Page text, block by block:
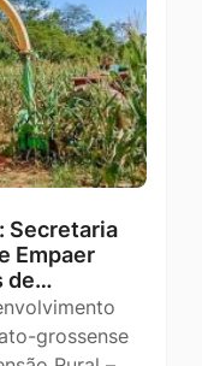
Secretaria
Empaer
de…
grossense